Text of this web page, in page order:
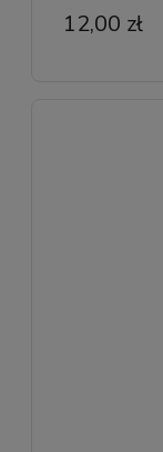
12,00 zł